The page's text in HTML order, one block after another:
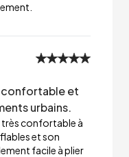
et
urbains.
confortable à
et son
facile à plier